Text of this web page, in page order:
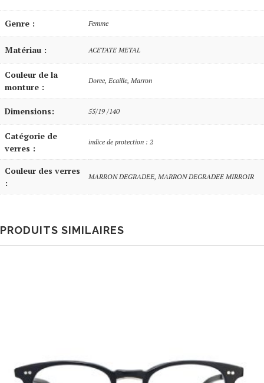
Genre : Femme
Matériau : ACETATE METAL
Couleur de la
monture :
Doree, Ecaille, Marron
Dimensions: 55/19 /140
Catégorie de
verres :
indice de protection : 2
Couleur des verres
:
MARRON DEGRADEE, MARRON DEGRADEE MIRROIR
PRODUITS SIMILAIRES